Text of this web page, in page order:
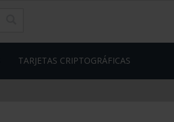
TARJETAS CRIPTOGRÁFICAS